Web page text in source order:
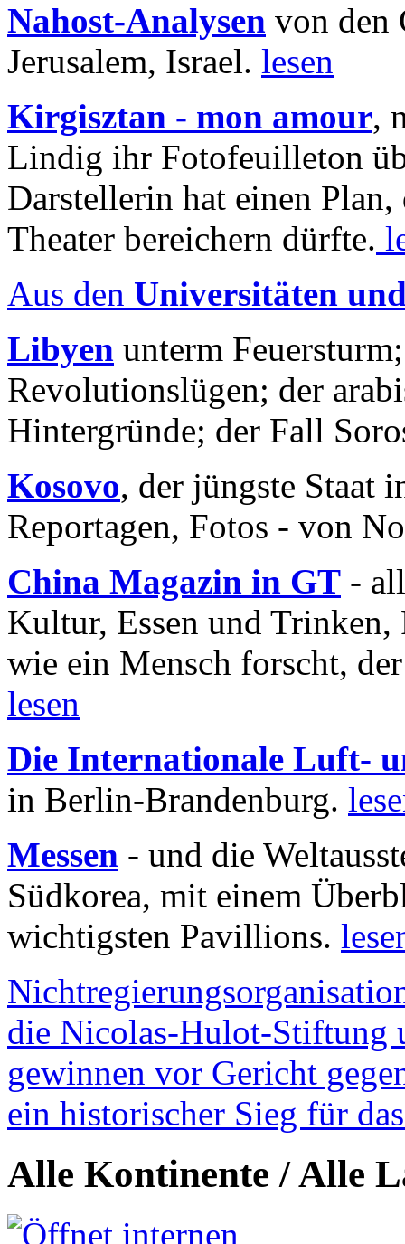
Nahost-Analysen von den
Jerusalem, Israel. lesen
Kirgisztan - mon amour,
Lindig ihr Fotofeuilleton
Darstellerin hat einen Plan,
Theater bereichern dürfte.
Aus den Universitäten
Libyen unterm
Revolutionslügen; der
Hintergründe; der Fall
Kosovo, der jüngste Staat
Reportagen, Fotos - von
China Magazin in GT -
Kultur, Essen und
wie ein Mensch forscht,
lesen
Die Internationale Luft-
in Berlin-Brandenburg.
Messen - und die
Südkorea, mit einem
wichtigsten Pavillions.
die Nicolas-Hulot-Stiftung
gewinnen vor Gericht
ein historischer Sieg für
Alle Kontinente / Alle